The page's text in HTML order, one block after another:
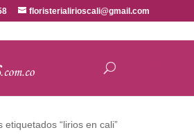
floristerialirioscali@gmail.com
“lirios en cali”